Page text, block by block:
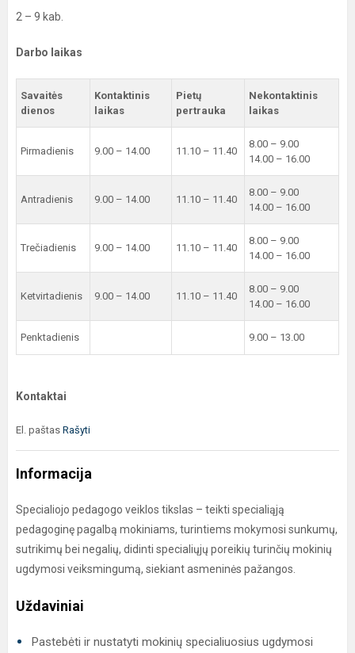
2 – 9 kab.
Darbo laikas
Savaitės
dienos
Kontaktinis
laikas
Pietų
pertrauka
Nekontaktinis
laikas
Pirmadienis 9.00 – 14.00 11.10 – 11.40
8.00 – 9.00
14.00 – 16.00
Antradienis 9.00 – 14.00 11.10 – 11.40
8.00 – 9.00
14.00 – 16.00
Trečiadienis 9.00 – 14.00 11.10 – 11.40
8.00 – 9.00
14.00 – 16.00
Ketvirtadienis 9.00 – 14.00 11.10 – 11.40
8.00 – 9.00
14.00 – 16.00
Penktadienis 9.00 – 13.00
Kontaktai
El. paštas Rašyti
Informacija
Specialiojo pedagogo veiklos tikslas – teikti specialiąją
pedagoginę pagalbą mokiniams, turintiems mokymosi sunkumų,
sutrikimų bei negalių, didinti specialiųjų poreikių turinčių mokinių
ugdymosi veiksmingumą, siekiant asmeninės pažangos.
Uždaviniai
Pastebėti ir nustatyti mokinių specialiuosius ugdymosi